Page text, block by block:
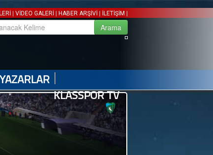
| VİDEO GALERİ | HABER ARŞİVİ | İLETİŞİM |
YAZARLAR |
KLASSPOR TV